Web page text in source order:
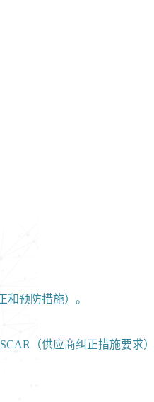
预防措施）。
（供应商纠正措施要求